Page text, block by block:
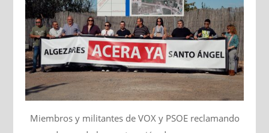
Miembros y militantes de VOX y PSOE reclamando